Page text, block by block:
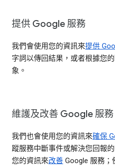
提供 Google 服務
我們會使用您的資訊來提供
字詞以傳回結果，或者根據您
象。
維護及改善 Google 服務
我們也會使用您的資訊來確保
蹤服務中斷事件或解決您回報
您的資訊來改善 Google 服務；